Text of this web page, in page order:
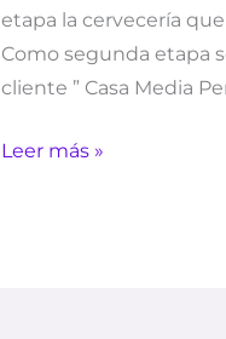
etapa la cervecería
Como segunda etapa
cliente ” Casa Media
Leer más »